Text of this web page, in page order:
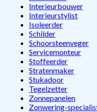
Interieurbouwer
Interieurstylist
Isoleerder
Schilder
Schoorsteenveger
Servicemonteur
Stoffeerder
Stratenmaker
Stukadoor
Tegelzetter
Zonnepanelen
Zonwering-